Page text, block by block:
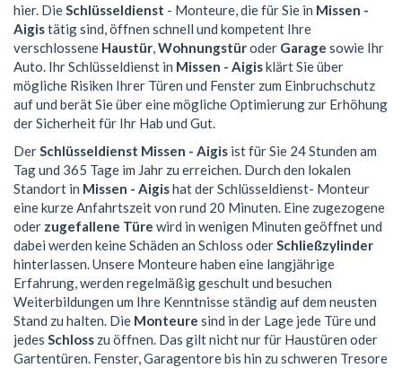
hier. DieSchlüsseldienst - Monteure, die für Sie in Missen -
Aigistätig sind, öffnen schnell und kompetent Ihre
verschlossene Haustür,Wohnungstüroder Garage sowie Ihr
Auto. Ihr Schlüsseldienst in Missen - Aigisklärt Sie über
mögliche Risiken Ihrer Türen und Fenster zum Einbruchschutz
auf und berät Sie über eine mögliche Optimierung zur Erhöhung
der Sicherheit für Ihr Hab und Gut.
DerSchlüsseldienst Missen - Aigis ist für Sie 24 Stunden am
Tag und 365 Tage im Jahr zu erreichen. Durch den lokalen
Standort in Missen - Aigishat der Schlüsseldienst- Monteur
eine kurze Anfahrtszeit von rund 20 Minuten. Eine zugezogene
oder zugefallene Türe wird in wenigen Minuten geöffnet und
dabei werden keine Schäden an Schloss oderSchließzylinder
hinterlassen. Unsere Monteure haben eine langjährige
Erfahrung, werden regelmäßig geschult und besuchen
Weiterbildungen um Ihre Kenntnisse ständig auf dem neusten
Stand zu halten. Die Monteure sind in der Lage jede Türe und
jedes Schloss zu öffnen. Das gilt nicht nur für Haustüren oder
Gartentüren. Fenster, Garagentore bis hin zu schweren Tresore